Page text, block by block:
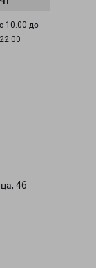
с 10:00 до
22:00
46